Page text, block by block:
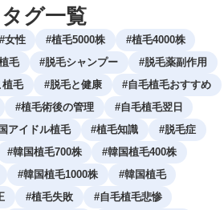
タグ一覧
#女性 #植毛5000株 #植毛4000株
毛 #脱毛シャンプー #脱毛薬副作用
植毛 #脱毛と健康 #自毛植毛おすすめ
#植毛術後の管理 #自毛植毛翌日
アイドル植毛 #植毛知識 #脱毛症
#韓国植毛700株 #韓国植毛400株
#韓国植毛1000株 #韓国植毛
#植毛失敗 #自毛植毛悲惨